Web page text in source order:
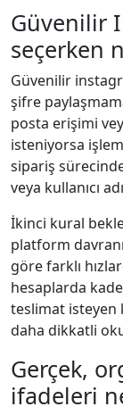
Güvenilir
seçerken
Güvenilir
şifre
posta erişimi
isteniyorsa
sipariş
veya kullanıcı
İkinci kural
platform
göre farklı
hesaplarda
teslimat isteyen
daha dikkatli
Gerçek,
ifadeleri